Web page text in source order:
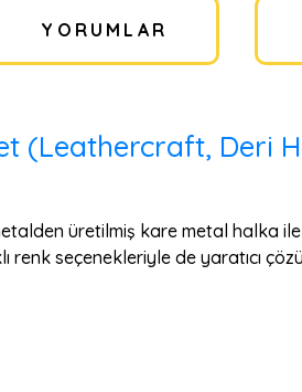
YORUMLAR
(Leathercraft, Deri
üretilmiş kare metal halka ile
seçenekleriyle de yaratıcı